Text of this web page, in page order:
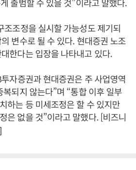
조조정을 실시할 가능성도 제기되
변수로 될 수 있다. 현대증권 노조
한다는 입장을 나타내고 있다.
자증권과 현대증권은 주 사업영역
되지 않는다”며 “통합 이후 일부
하는 등 미세조정은 할 수 있지만
은 없을 것”이라고 말했다. [비즈니